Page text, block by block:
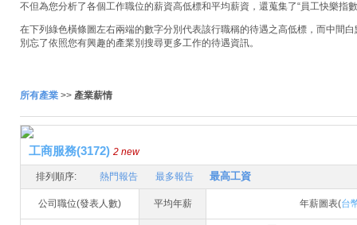
不但為您分析了各個工作職位的薪資高低標和平均薪資，還蒐集了“員工快樂指
在下列綠色橫條圖左右兩端的數字分別代表該行職稱的待遇之高低標，而中間
別忘了依照您有興趣的產業別搜尋更多工作的待遇資訊。
所有產業 >> 產業薪情
工商服務(3172) 2 new
排列順序: 熱門報告 最多報告 最高工資
公司職位(發表人數) 平均年薪 年薪圖表(台